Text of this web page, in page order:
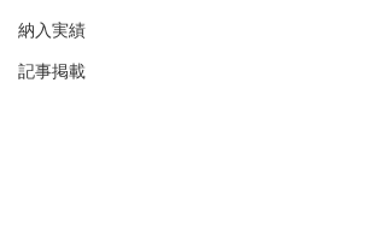
納入実績
記事掲載